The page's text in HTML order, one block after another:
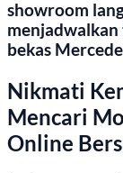
showroom
bekas
Nikmati
Mencari
Online